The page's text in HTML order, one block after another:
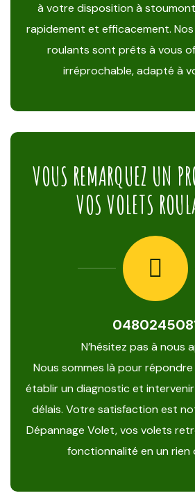
à votre disposition à
rapidement et efficacement.
roulants sont prêts à vous
irréprochable, adapté à
VOUS REMARQUEZ UN
VOS VOLETS
N’hésitez pas à nous
Nous sommes là pour
établir un diagnostic et intervenir
délais. Votre satisfaction est
Dépannage Volet, vos volets
fonctionnalité en un rien